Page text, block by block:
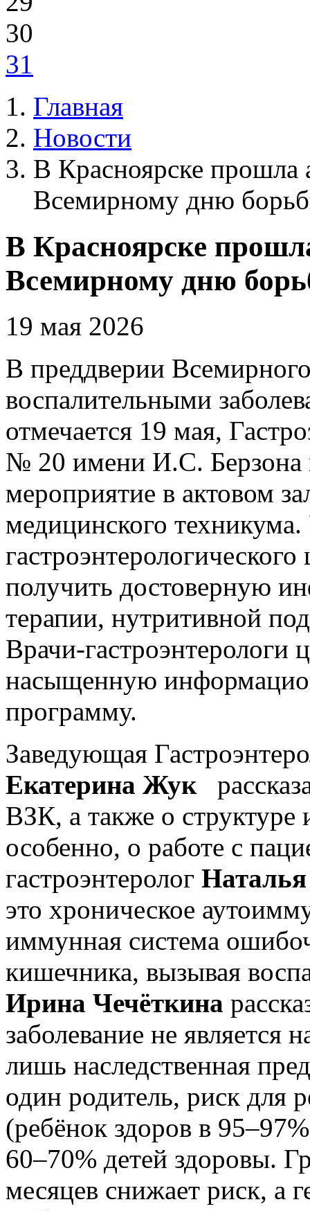
30
31
Главная
Новости
В Красноярске прошла
Всемирному дню
В Красноярске
Всемирному дню
19 мая 2026
В преддверии
воспалительными
отмечается 19 мая,
№ 20 имени И.С. Берзона
мероприятие в актовом
медицинского
получить достоверную
терапии, нутритивной
Врачи-гастроэнтерологи
насыщенную
программу.
Заведующая
Екатерина Жук
ВЗК, а также о структуре
особенно, о работе с
гастроэнтеролог
это хроническое
иммунная система
кишечника, вызывая
Ирина Чечёткина
заболевание не является
лишь наследственная
один родитель, риск для
(ребёнок здоров в
60–70% детей здоровы.
месяцев снижает риск, а